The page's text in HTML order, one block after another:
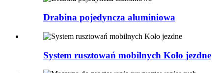
Drabina pojedyncza aluminiowa
System rusztowań mobilnych Koło jezdne